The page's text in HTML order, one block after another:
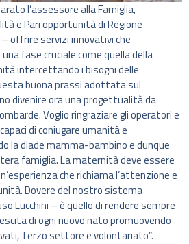
l’assessore alla Famiglia,
e Pari opportunità di Regione
– offrire servizi innovativi che
fase cruciale come quella della
intercettando i bisogni delle
buona prassi adottata sul
divenire ora una progettualità da
Voglio ringraziare gli operatori e
di coniugare umanità e
la diade mamma-bambino e dunque
famiglia. La maternità deve essere
che richiama l’attenzione e
Dovere del nostro sistema
Lucchini – è quello di rendere sempre
di ogni nuovo nato promuovendo
Terzo settore e volontariato”.